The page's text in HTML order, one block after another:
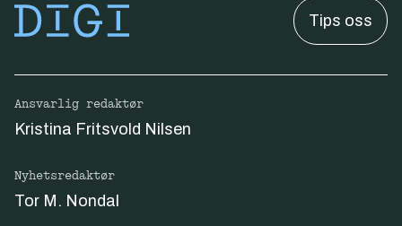
Tips oss
Ansvarlig redaktør
Kristina Fritsvold Nilsen
Nyhetsredaktør
Tor M. Nondal